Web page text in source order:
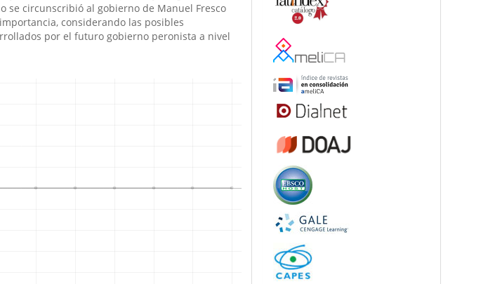
se circunscribió al gobierno de Manuel Fresco
considerando las posibles
por el futuro gobierno peronista a nivel